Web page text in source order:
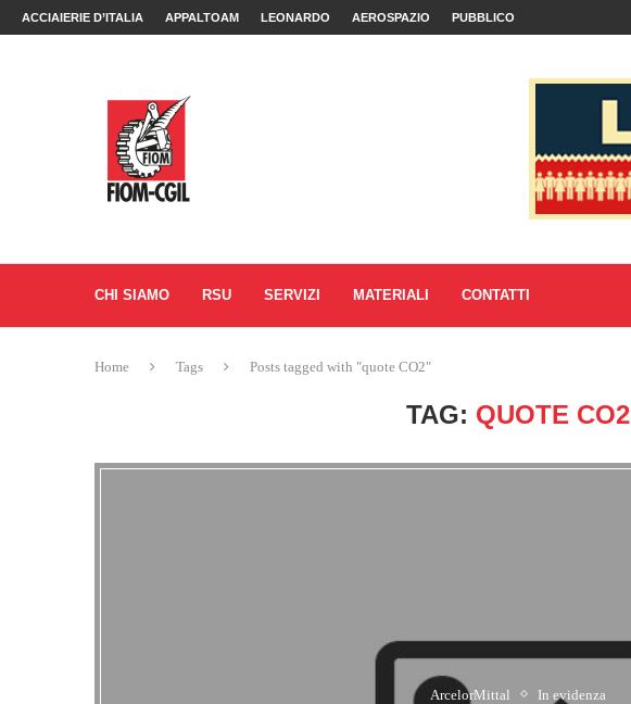
ACCIAIERIE D’ITALIA APPALTOAM LEONARDO AEROSPAZIO PUBBLICO
CHI SIAMO RSU SERVIZI MATERIALI CONTATTI
Home Tags Posts tagged with "quote CO2"
TAG: QUOTE CO2
ArcelorMittal In evidenza